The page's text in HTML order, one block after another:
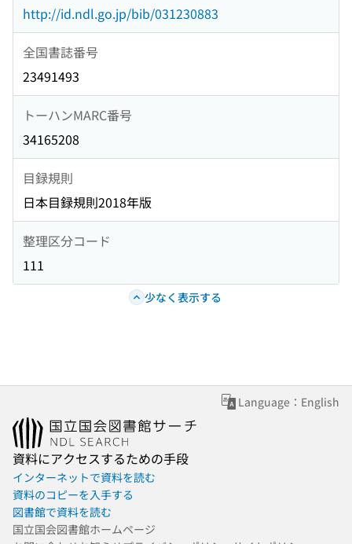
http://id.ndl.go.jp/bib/031230883
全国書誌番号
23491493
トーハンMARC番号
34165208
目録規則
日本目録規則2018年版
整理区分コード
111
少なく表示する
Language：English
資料にアクセスするための手段
インターネットで資料を読む
資料のコピーを入手する
図書館で資料を読む
国立国会図書館ホームページ